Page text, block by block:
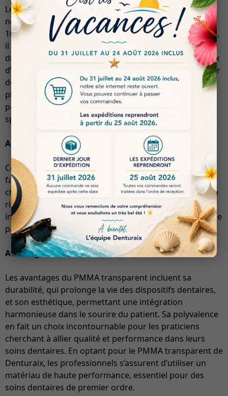
Le PMMA transparent est conçu pour répondre aux
normes les plus strictes. Avec un module d’élasticité de
100 MPa et une densité variant entre 1,35 et 1,45 g/cm³,
il assure une résistance mécanique supérieure. Sa
dureté, mesurée entre 85 et 90 Shore, et son faible taux
d’absorption d’eau (< 0,04 %) en font un choix idéal pour
des applications variées. De plus, il est disponible en
plusieurs tailles, notamment 16 mm, 18 mm et 20 mm,
permettant une personnalisation selon les besoins
spécifiques des praticiens.
Applications
Ce matériau est particulièrement adapté pour la
fabrication de gouttières occlusales, de guides
chirurgicaux et de positionneurs. Sa transparence et sa
rigidité facilitent une visualisation précise lors des
interventions, tout en offrant un confort optimal pour le
patient.
Avantages
Les avantages du PMMA transparent incluent sa
durabilité, qui prolonge la vie des dispositifs dentaires,
et son esthétique, permettant une intégration
harmonieuse dans le sourire du patient. Sa polyvalence
en fait un choix incontournable pour les praticiens
cherchant à allier qualité et performance dans leurs
soins dentaires. En optant pour le PMMA transparent de
Denturaix, les professionnels s’assurent d’utiliser un
matériau de haute performance, essentiel pour des
soins dentaires de premier ordre.